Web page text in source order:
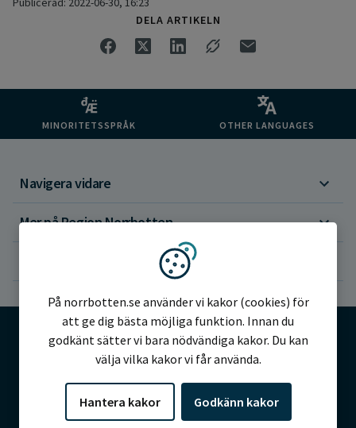
DELA ARTIKELN
MINORITETSSPRÅK OTHER LANGUAGES
Navigera vidare
Mer på Region Norrbotten
©2026 Region Norrbotten
Vi använder kakor
På norrbotten.se använder vi kakor (cookies) för
att ge dig bästa möjliga funktion. Innan du
godkänt sätter vi bara nödvändiga kakor. Du kan
välja vilka kakor vi får använda.
Hantera kakor Godkänn kakor